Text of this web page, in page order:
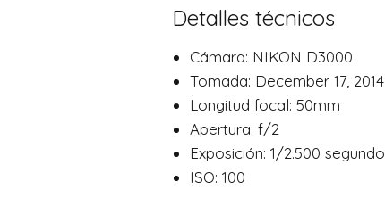
Detalles técnicos
Cámara: NIKON D3000
Tomada: December 17, 2014
Longitud focal: 50mm
Apertura: f/2
Exposición: 1/2.500 segundo
ISO: 100